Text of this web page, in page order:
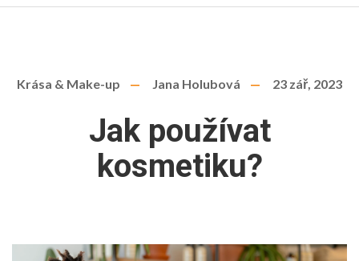
Krása & Make-up Jana Holubová 23 zář, 2023
Jak používat
kosmetiku?